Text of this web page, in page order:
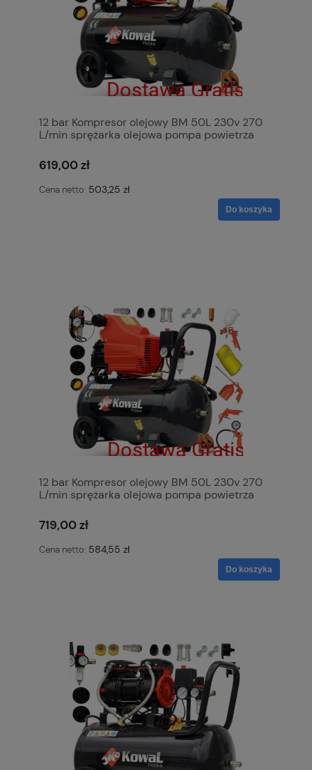
12 bar Kompresor olejowy BM 50L 230v 270
L/min sprężarka olejowa pompa powietrza
619,00 zł
Cena netto: 503,25 zł
Do koszyka
12 bar Kompresor olejowy BM 50L 230v 270
L/min sprężarka olejowa pompa powietrza
719,00 zł
Cena netto: 584,55 zł
Do koszyka